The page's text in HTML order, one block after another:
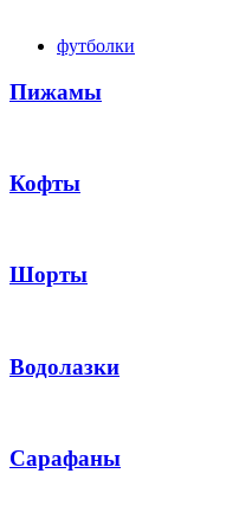
футболки
Пижамы
Кофты
Шорты
Водолазки
Сарафаны